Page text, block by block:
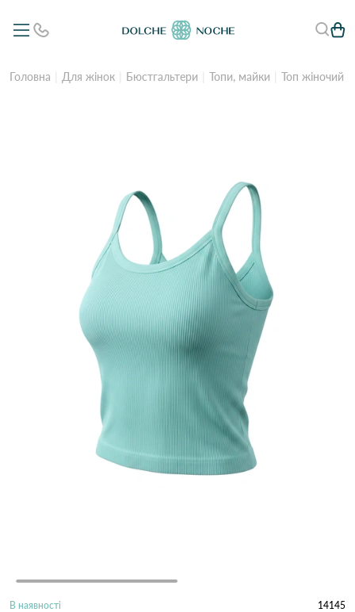
Головна Для жінок Бюстгальтери Топи, майки Топ жіночий
В наявності 14145